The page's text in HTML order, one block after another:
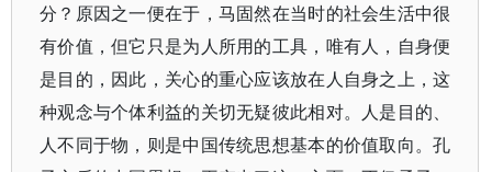
分？原因之一便在于，马固然在当时的社会生活中很
有价值，但它只是为人所用的工具，唯有人，自身便
是目的，因此，关心的重心应该放在人自身之上，这
种观念与个体利益的关切无疑彼此相对。人是目的、
人不同于物，则是中国传统思想基本的价值取向。孔